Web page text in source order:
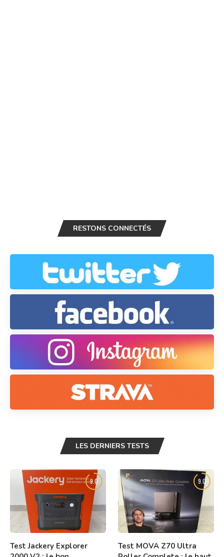
RESTONS CONNECTÉS
LES DERNIERS TESTS
9.0
Test Jackery Explorer
9.0
Test MOVA Z70 Ultra